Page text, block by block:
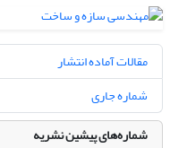
مقالات آماده انتشار
شماره جاری
شماره‌های پیشین نشریه